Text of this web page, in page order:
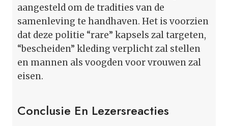
aangesteld om de tradities van de
samenleving te handhaven. Het is voorzien
dat deze politie “rare” kapsels zal targeten,
“bescheiden” kleding verplicht zal stellen
en mannen als voogden voor vrouwen zal
eisen.
Conclusie En Lezersreacties